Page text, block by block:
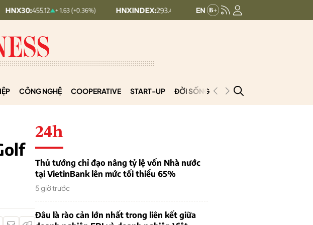
+ 1.63 (+0.36%) HNXINDEX: 293.44 + 0.25 (+0.09%) UPCOMINDEX:
CÔNG NGHỆ COOPERATIVE START-UP ĐỜI SỐNG PODCAST
24h
Thủ tướng chỉ đạo nâng tỷ lệ vốn Nhà nước
tại VietinBank lên mức tối thiểu 65%
5 giờ trước
Đâu là rào cản lớn nhất trong liên kết giữa